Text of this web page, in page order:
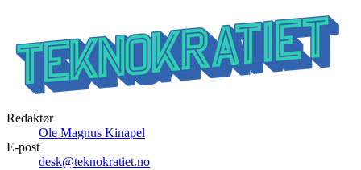
Redaktør
Ole Magnus Kinapel
E-post
desk@teknokratiet.no